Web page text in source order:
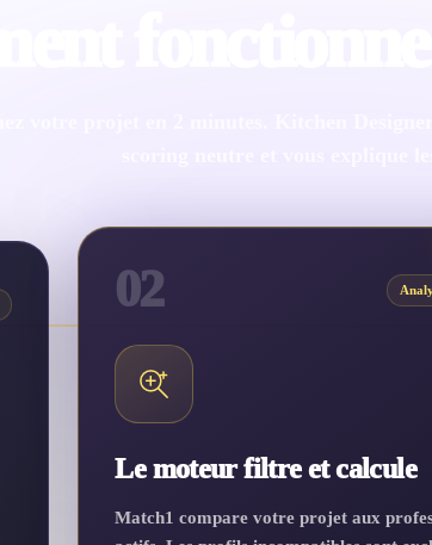
02
Le moteur filtre et calcule
Match1 compare votre projet aux